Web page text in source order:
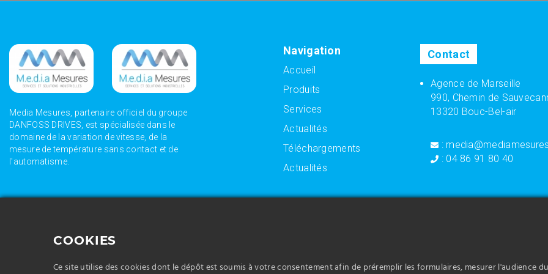
Media Mesures, partenaire officiel du groupe
DANFOSS DRIVES, est spécialisée dans le
domaine de la variation de vitesse, de la
mesure de température sans contact et de
l'automatisme.
Navigation
Accueil
Produits
Services
Actualités
Téléchargements
Actualités
Contact
Agence de Marseille
990, Chemin de
13320 Bouc-Bel-air
:
: 04 86 91 80 40
position adaptés à vos besoins et à votre activité dans la
position adaptés à vos besoins et à votre activité dans la
position adaptés à vos besoins et à
COOKIES
Ce site utilise des cookies dont le dépôt est soumis à votre consentement afin de préremplir les formulaires, mesurer l'audience